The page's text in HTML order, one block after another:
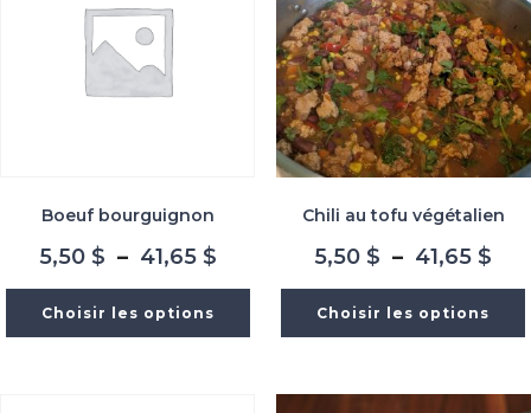
Boeuf bourguignon
5,50 $ – 41,65 $Plage
5,50 $
Choisir les options
Chili au tofu végétalien
5,50 $ – 41,65 $
Choisir les options